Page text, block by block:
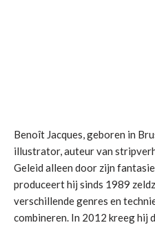
Benoît Jacques, geboren in
illustrator, auteur van
Geleid alleen door zijn
produceert hij sinds 1989
verschillende genres en
combineren. In 2012 kreeg hij